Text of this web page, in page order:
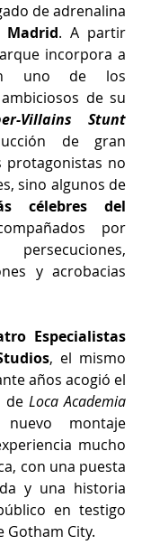
de adrenalina
Madrid. A partir
incorpora a
uno de los
de su
Villains Stunt
de gran
no
sino algunos de
célebres del
por
y acrobacias
Especialistas
, el mismo
años acogió el
de Loca Academia
montaje
mucho
con una puesta
y una historia
en testigo
Gotham City.